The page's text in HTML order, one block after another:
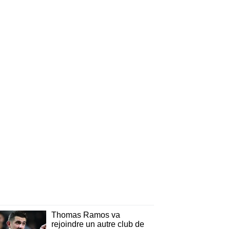
Thomas Ramos va
rejoindre un autre club de